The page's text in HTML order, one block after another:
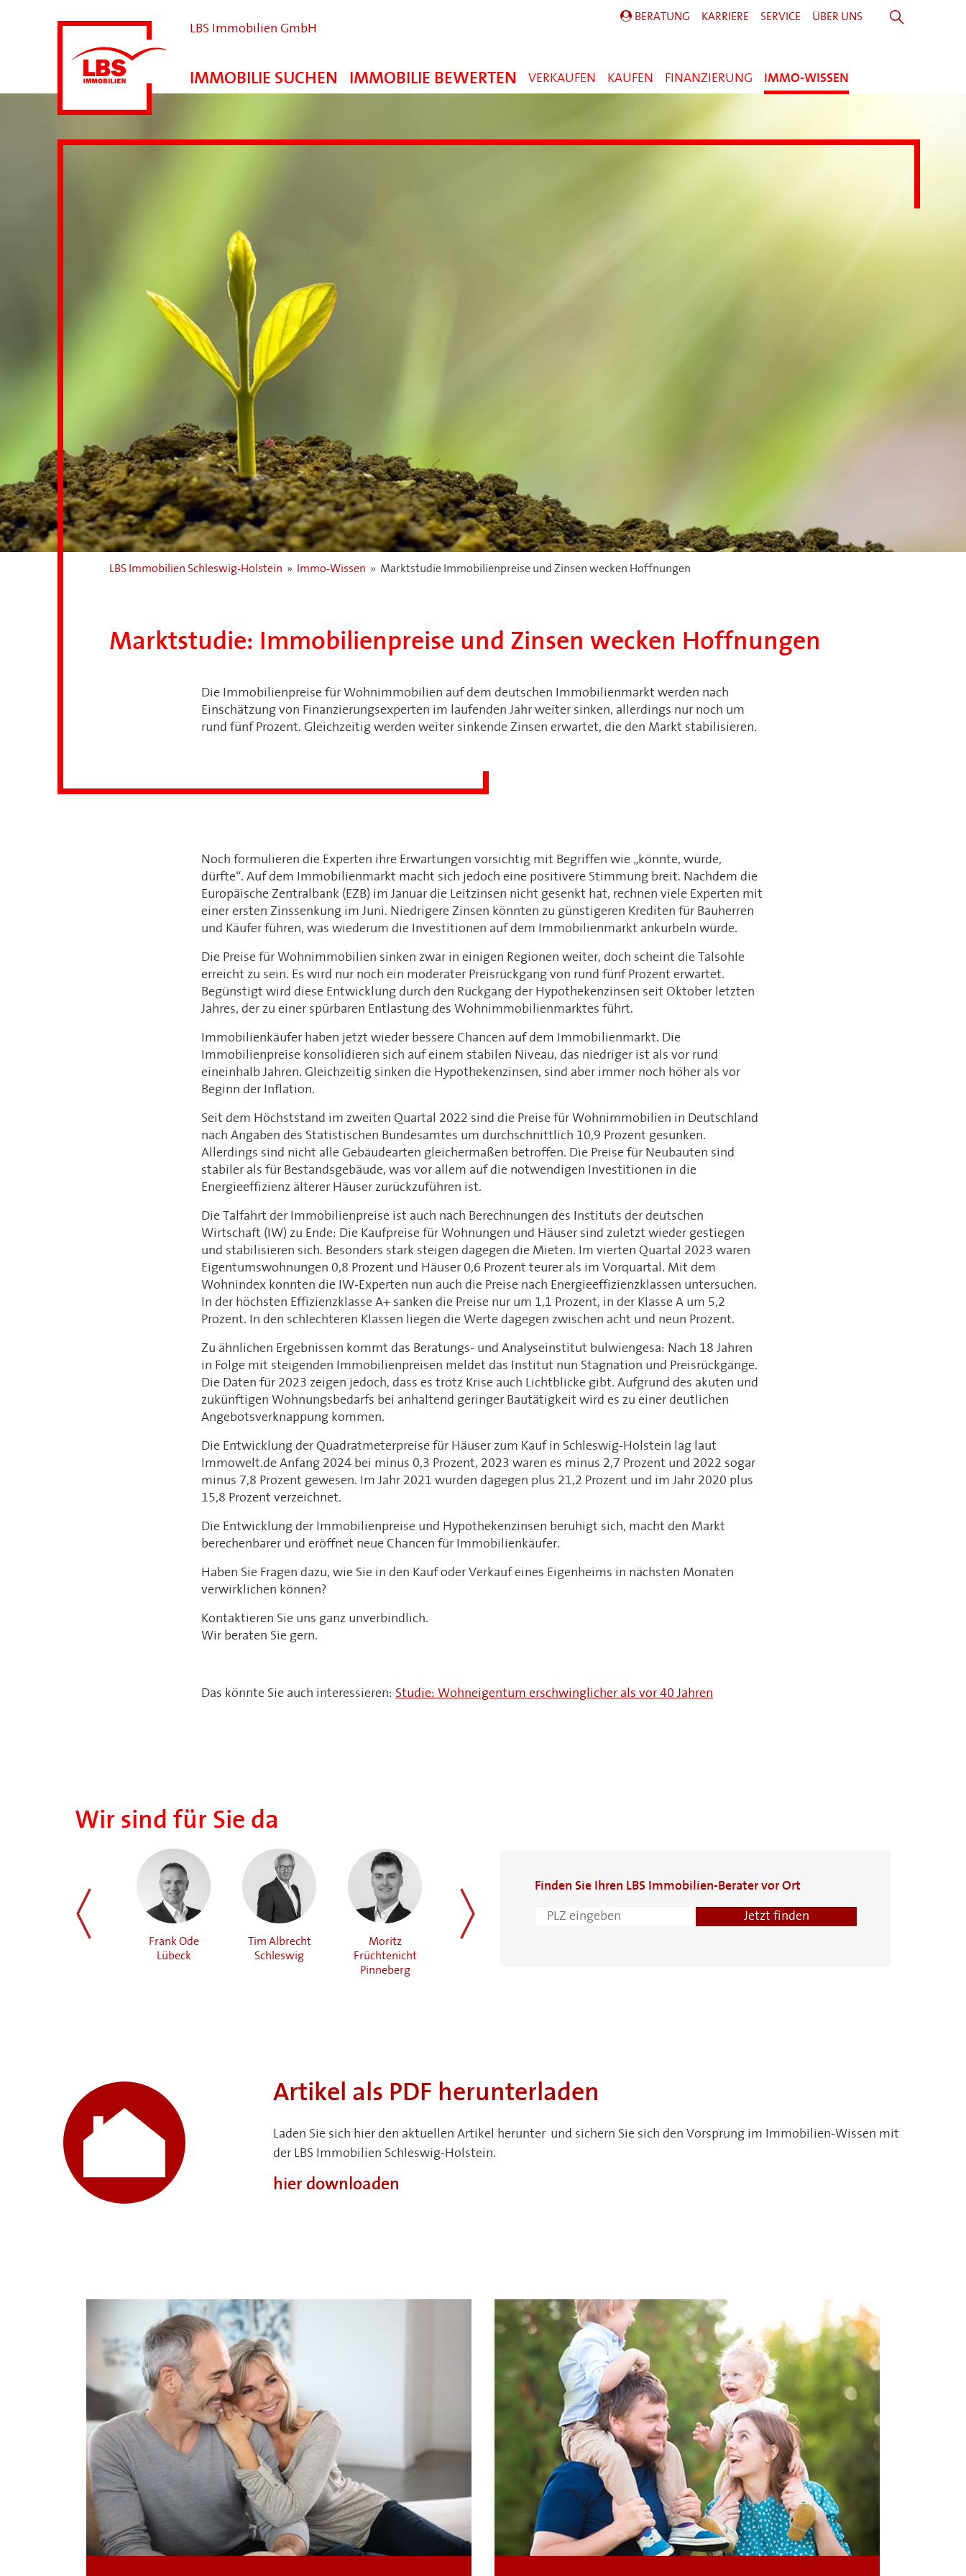
LBS Immobilien GmbH
IMMOBILIE SUCHEN IMMOBILIE BEWERTEN VERKAUFEN KAUFEN FINANZIERUNG IMMO-WISSEN
BERATUNG KARRIERE SERVICE ÜBER UNS
LBS Immobilien Schleswig-Holstein » Immo-Wissen » Marktstudie Immobilienpreise und Zinsen wecken Hoffnungen
Marktstudie: Immobilienpreise und Zinsen wecken Hoffnungen
Die Immobilienpreise für Wohnimmobilien auf dem deutschen Immobilienmarkt werden nach
Einschätzung von Finanzierungsexperten im laufenden Jahr weiter sinken, allerdings nur noch um
rund fünf Prozent. Gleichzeitig werden weiter sinkende Zinsen erwartet, die den Markt stabilisieren.
Noch formulieren die Experten ihre Erwartungen vorsichtig mit Begriffen wie „könnte, würde,
dürfte“. Auf dem Immobilienmarkt macht sich jedoch eine positivere Stimmung breit. Nachdem die
Europäische Zentralbank (EZB) im Januar die Leitzinsen nicht gesenkt hat, rechnen viele Experten mit
einer ersten Zinssenkung im Juni. Niedrigere Zinsen könnten zu günstigeren Krediten für Bauherren
und Käufer führen, was wiederum die Investitionen auf dem Immobilienmarkt ankurbeln würde.
Die Preise für Wohnimmobilien sinken zwar in einigen Regionen weiter, doch scheint die Talsohle
erreicht zu sein. Es wird nur noch ein moderater Preisrückgang von rund fünf Prozent erwartet.
Begünstigt wird diese Entwicklung durch den Rückgang der Hypothekenzinsen seit Oktober letzten
Jahres, der zu einer spürbaren Entlastung des Wohnimmobilienmarktes führt.
Immobilienkäufer haben jetzt wieder bessere Chancen auf dem Immobilienmarkt. Die
Immobilienpreise konsolidieren sich auf einem stabilen Niveau, das niedriger ist als vor rund
eineinhalb Jahren. Gleichzeitig sinken die Hypothekenzinsen, sind aber immer noch höher als vor
Beginn der Inflation.
Seit dem Höchststand im zweiten Quartal 2022 sind die Preise für Wohnimmobilien in Deutschland
nach Angaben des Statistischen Bundesamtes um durchschnittlich 10,9 Prozent gesunken.
Allerdings sind nicht alle Gebäudearten gleichermaßen betroffen. Die Preise für Neubauten sind
stabiler als für Bestandsgebäude, was vor allem auf die notwendigen Investitionen in die
Energieeffizienz älterer Häuser zurückzuführen ist.
Die Talfahrt der Immobilienpreise ist auch nach Berechnungen des Instituts der deutschen
Wirtschaft (IW) zu Ende: Die Kaufpreise für Wohnungen und Häuser sind zuletzt wieder gestiegen
und stabilisieren sich. Besonders stark steigen dagegen die Mieten. Im vierten Quartal 2023 waren
Eigentumswohnungen 0,8 Prozent und Häuser 0,6 Prozent teurer als im Vorquartal. Mit dem
Wohnindex konnten die IW-Experten nun auch die Preise nach Energieeffizienzklassen untersuchen.
In der höchsten Effizienzklasse A+ sanken die Preise nur um 1,1 Prozent, in der Klasse A um 5,2
Prozent. In den schlechteren Klassen liegen die Werte dagegen zwischen acht und neun Prozent.
Zu ähnlichen Ergebnissen kommt das Beratungs- und Analyseinstitut bulwiengesa: Nach 18 Jahren
in Folge mit steigenden Immobilienpreisen meldet das Institut nun Stagnation und Preisrückgänge.
Die Daten für 2023 zeigen jedoch, dass es trotz Krise auch Lichtblicke gibt. Aufgrund des akuten und
zukünftigen Wohnungsbedarfs bei anhaltend geringer Bautätigkeit wird es zu einer deutlichen
Angebotsverknappung kommen.
Die Entwicklung der Quadratmeterpreise für Häuser zum Kauf in Schleswig-Holstein lag laut
Immowelt.de Anfang 2024 bei minus 0,3 Prozent, 2023 waren es minus 2,7 Prozent und 2022 sogar
minus 7,8 Prozent gewesen. Im Jahr 2021 wurden dagegen plus 21,2 Prozent und im Jahr 2020 plus
15,8 Prozent verzeichnet.
Die Entwicklung der Immobilienpreise und Hypothekenzinsen beruhigt sich, macht den Markt
berechenbarer und eröffnet neue Chancen für Immobilienkäufer.
Haben Sie Fragen dazu, wie Sie in den Kauf oder Verkauf eines Eigenheims in nächsten Monaten
verwirklichen können?
Kontaktieren Sie uns ganz unverbindlich.
Wir beraten Sie gern.
Das könnte Sie auch interessieren: Studie: Wohneigentum erschwinglicher als vor 40 Jahren
Finden Sie Ihren LBS Immobilien-Berater vor Ort
Wir sind für Sie da
Tim Albrecht
Frank Ode
Lübeck
Tim Albrecht
Schleswig
Moritz
Früchtenicht
Pinneberg
Artikel als PDF herunterladen
Laden Sie sich hier den aktuellen Artikel herunter und sichern Sie sich den Vorsprung im Immobilien-Wissen mit
der LBS Immobilien Schleswig-Holstein.
hier downloaden